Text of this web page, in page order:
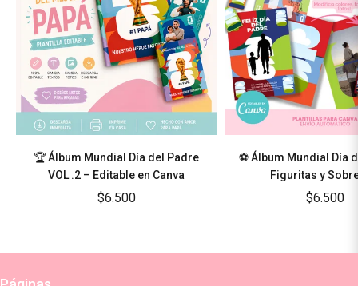
🏆 Álbum Mundial Día del Padre
VOL .2 – Editable en Canva
$6.500
⚽ Álbum Mundial Día
Figuritas y
$6.500